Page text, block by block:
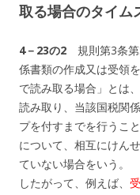
取る場合のタイム
4－23の2 規則第3条
係書類の作成又は受領
で読み取る場合」とは
読み取り、当該国税関
プを付すまでを行うこ
について、相互にけん
ていない場合をいう。
したがって、例えば、